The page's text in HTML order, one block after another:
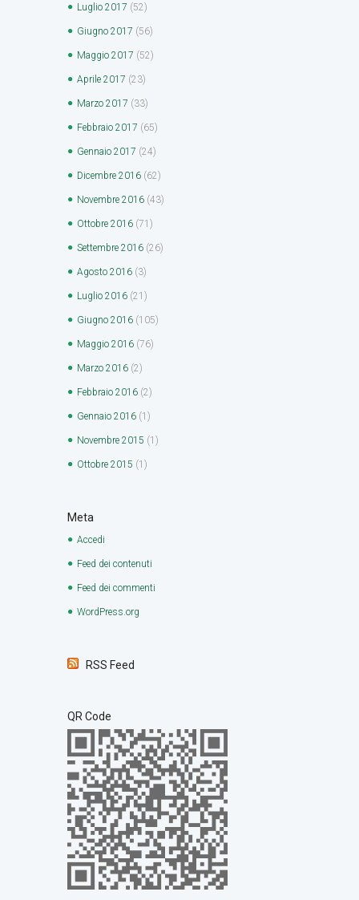
Luglio 2017 (52)
Giugno 2017 (56)
Maggio 2017 (52)
Aprile 2017 (23)
Marzo 2017 (33)
Febbraio 2017 (65)
Gennaio 2017 (24)
Dicembre 2016 (62)
Novembre 2016 (43)
Ottobre 2016 (71)
Settembre 2016 (26)
Agosto 2016 (3)
Luglio 2016 (21)
Giugno 2016 (105)
Maggio 2016 (76)
Marzo 2016 (2)
Febbraio 2016 (2)
Gennaio 2016 (1)
Novembre 2015 (1)
Ottobre 2015 (1)
Meta
Accedi
Feed dei contenuti
Feed dei commenti
WordPress.org
RSS Feed
QR Code